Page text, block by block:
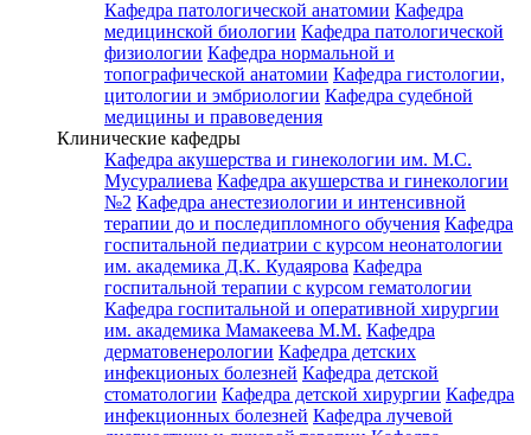
Кафедра патологической анатомии Кафедра
медицинской биологии Кафедра патологической
физиологии Кафедра нормальной и
топографической анатомии Кафедра гистологии,
цитологии и эмбриологии Кафедра судебной
медицины и правоведения
Клинические кафедры
Кафедра акушерства и гинекологии им. М.С.
Мусуралиева Кафедра акушерства и гинекологии
№2 Кафедра анестезиологии и интенсивной
терапии до и последипломного обучения Кафедра
госпитальной педиатрии с курсом неонатологии
им. академика Д.К. Кудаярова Кафедра
госпитальной терапии с курсом гематологии
Кафедра госпитальной и оперативной хирургии
им. академика Мамакеева М.М. Кафедра
дерматовенерологии Кафедра детских
инфекционых болезней Кафедра детской
стоматологии Кафедра детской хирургии Кафедра
инфекционных болезней Кафедра лучевой